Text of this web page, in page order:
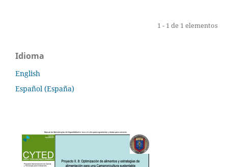
1 - 1 de 1 elementos
Idioma
English
Español (España)